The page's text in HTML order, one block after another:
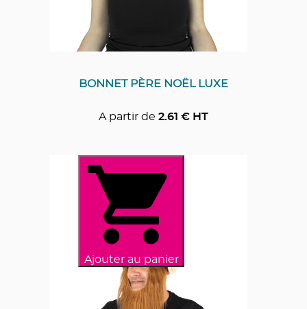
BONNET PÈRE NOËL LUXE
A partir de 2.61 € HT
Ajouter au panier